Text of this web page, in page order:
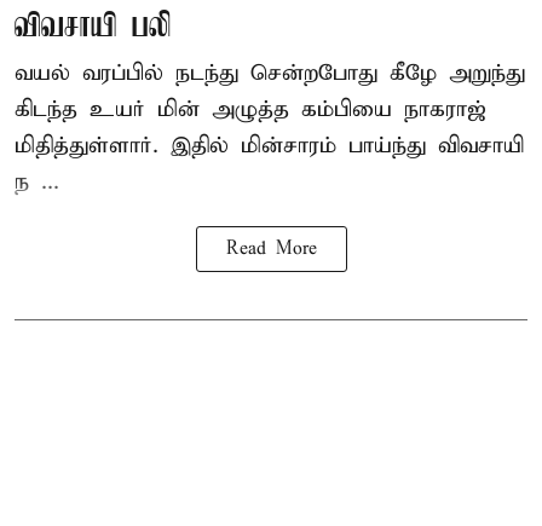
விவசாயி பலி
வயல் வரப்பில் நடந்து சென்றபோது கீழே அறுந்து
கிடந்த உயர் மின் அழுத்த கம்பியை நாகராஜ்
மிதித்துள்ளார். இதில் மின்சாரம் பாய்ந்து விவசாயி
ந ...
Read More